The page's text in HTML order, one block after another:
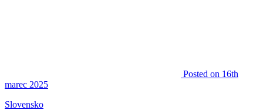
Posted on 16th
marec 2025
Slovensko